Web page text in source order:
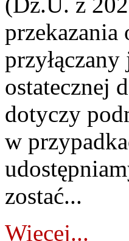
przekazania
ostatecznej
dotyczy
w
zostać...
Więcej...